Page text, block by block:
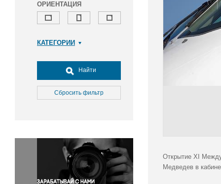
ОРИЕНТАЦИЯ
КАТЕГОРИИ
Досуг, туризм и отдых
Культура
Медицина
Окружающая среда
Политика
Правосудие
Происшествия и конфликты
Найти
Сбросить фильтр
Открытие XI
Медведев в